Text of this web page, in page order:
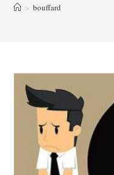
> bouffard